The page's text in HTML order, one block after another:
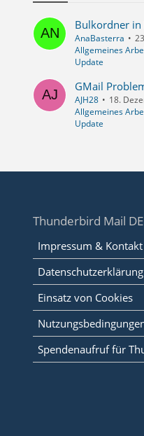
Bulkordner in
AnaBasterra
Allgemeines
Update
AJH28
18.
Allgemeines
Update
Thunderbird Mail DE
Impressum & Kontakt
Datenschutzerklärung
Einsatz von Cookies
Spendenaufruf für